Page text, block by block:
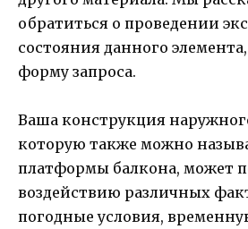
обратиться о проведении
состояния данного
форму запроса.
Ваша конструкция
которую также можно
платформы балкона, может
воздействию различных
погодные условия,